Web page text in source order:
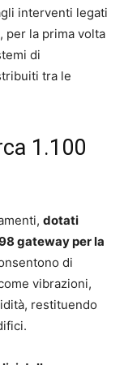
interventi legati
per la prima volta
di
tra le
1.100
dotati
gateway per la
di
vibrazioni,
restituendo